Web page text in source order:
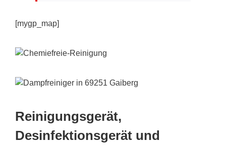
[mygp_map]
Reinigungsgerät,
Desinfektionsgerät und